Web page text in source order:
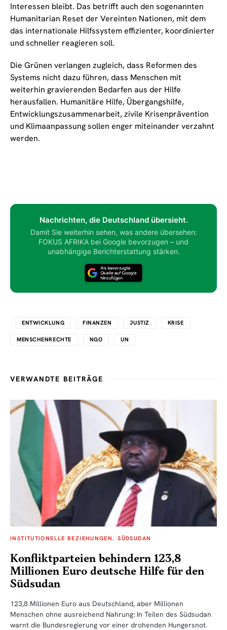
Interessen bleibt. Das betrifft auch den sogenannten
Humanitarian Reset der Vereinten Nationen, mit dem
das internationale Hilfssystem effizienter, koordinierter
und schneller reagieren soll.
Die Grünen verlangen zugleich, dass Reformen des
Systems nicht dazu führen, dass Menschen mit
weiterhin gravierenden Bedarfen aus der Hilfe
herausfallen. Humanitäre Hilfe, Übergangshilfe,
Entwicklungszusammenarbeit, zivile Krisenprävention
und Klimaanpassung sollen enger miteinander verzahnt
werden.
Nachrichten, die Deutschland übersieht.
Damit Sie weiterhin sehen, was andere übersehen:
FOKUS AFRIKA bei Google bevorzugen – und
unabhängige Berichterstattung stärken.
ENTWICKLUNG FINANZEN JUSTIZ KRISE
MENSCHENRECHTE NGO UN
VERWANDTE BEITRÄGE
INSTITUTIONELLE BEZIEHUNGEN SÜDSUDAN
Konfliktparteien behindern 123,8
Millionen Euro deutsche Hilfe für den
Südsudan
123,8 Millionen Euro aus Deutschland, aber Millionen
Menschen ohne ausreichend Nahrung: In Teilen des Südsudan
warnt die Bundesregierung vor einer drohenden Hungersnot.